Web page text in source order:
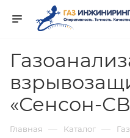
«Сенсон-
Главная — Каталог —